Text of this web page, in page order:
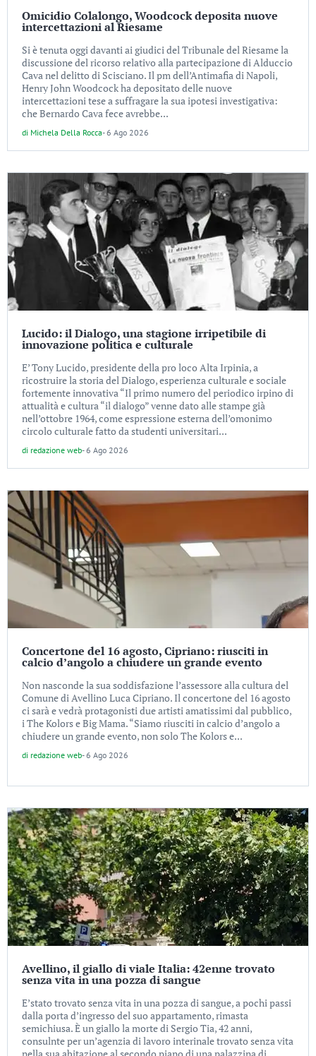
Omicidio Colalongo, Woodcock deposita nuove
intercettazioni al Riesame
Si è tenuta oggi davanti ai giudici del Tribunale del Riesame la
discussione del ricorso relativo alla partecipazione di Alduccio
Cava nel delitto di Scisciano. Il pm dell’Antimafia di Napoli,
Henry John Woodcock ha depositato delle nuove
intercettazioni tese a suffragare la sua ipotesi investigativa:
che Bernardo Cava fece avrebbe...
di Michela Della Rocca-6 Ago 2026
Lucido: il Dialogo, una stagione irripetibile di
innovazione politica e culturale
E’ Tony Lucido, presidente della pro loco Alta Irpinia, a
ricostruire la storia del Dialogo, esperienza culturale e sociale
fortemente innovativa “Il primo numero del periodico irpino di
attualità e cultura “il dialogo” venne dato alle stampe già
nell’ottobre 1964, come espressione esterna dell’omonimo
circolo culturale fatto da studenti universitari...
di redazione web-6 Ago 2026
Concertone del 16 agosto, Cipriano: riusciti in
calcio d’angolo a chiudere un grande evento
Non nasconde la sua soddisfazione l’assessore alla cultura del
Comune di Avellino Luca Cipriano. Il concertone del 16 agosto
ci sarà e vedrà protagonisti due artisti amatissimi dal pubblico,
i The Kolors e Big Mama. “Siamo riusciti in calcio d’angolo a
chiudere un grande evento, non solo The Kolors e...
di redazione web-6 Ago 2026
Avellino, il giallo di viale Italia: 42enne trovato
senza vita in una pozza di sangue
E’stato trovato senza vita in una pozza di sangue, a pochi passi
dalla porta d’ingresso del suo appartamento, rimasta
semichiusa. È un giallo la morte di Sergio Tia, 42 anni,
consulnte per un’agenzia di lavoro interinale trovato senza vita